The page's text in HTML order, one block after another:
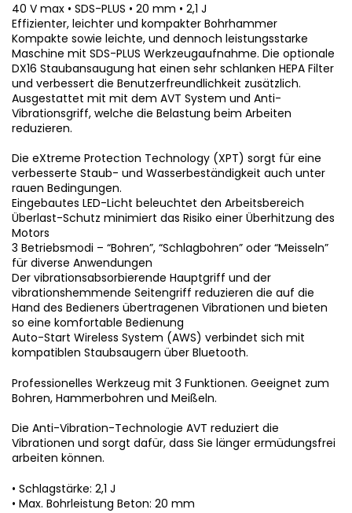
40 V max • SDS-PLUS • 20 mm • 2,1 J
Effizienter, leichter und kompakter Bohrhammer
Kompakte sowie leichte, und dennoch leistungsstarke
Maschine mit SDS-PLUS Werkzeugaufnahme. Die optionale
DX16 Staubansaugung hat einen sehr schlanken HEPA Filter
und verbessert die Benutzerfreundlichkeit zusätzlich.
Ausgestattet mit mit dem AVT System und Anti-
Vibrationsgriff, welche die Belastung beim Arbeiten
reduzieren.
Die eXtreme Protection Technology (XPT) sorgt für eine
verbesserte Staub- und Wasserbeständigkeit auch unter
rauen Bedingungen.
Eingebautes LED-Licht beleuchtet den Arbeitsbereich
Überlast-Schutz minimiert das Risiko einer Überhitzung des
Motors
3 Betriebsmodi – “Bohren”, “Schlagbohren” oder “Meisseln”
für diverse Anwendungen
Der vibrationsabsorbierende Hauptgriff und der
vibrationshemmende Seitengriff reduzieren die auf die
Hand des Bedieners übertragenen Vibrationen und bieten
so eine komfortable Bedienung
Auto-Start Wireless System (AWS) verbindet sich mit
kompatiblen Staubsaugern über Bluetooth.
Professionelles Werkzeug mit 3 Funktionen. Geeignet zum
Bohren, Hammerbohren und Meißeln.
Die Anti-Vibration-Technologie AVT reduziert die
Vibrationen und sorgt dafür, dass Sie länger ermüdungsfrei
arbeiten können.
• Schlagstärke: 2,1 J
• Max. Bohrleistung Beton: 20 mm